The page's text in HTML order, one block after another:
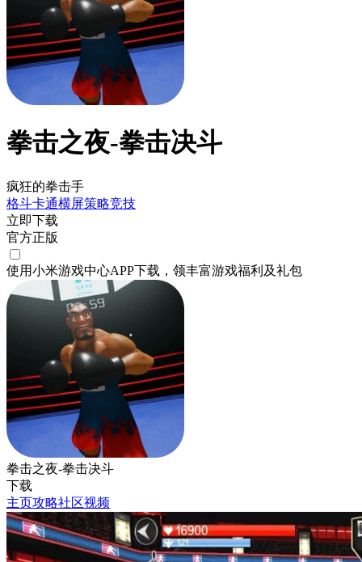
拳击之夜-拳击决斗
疯狂的拳击手
格斗卡通横屏策略竞技
立即下载
官方正版
使用小米游戏中心APP下载 ，领丰富游戏福利 及礼包
拳击之夜-拳击决斗
下载
主页攻略社区视频